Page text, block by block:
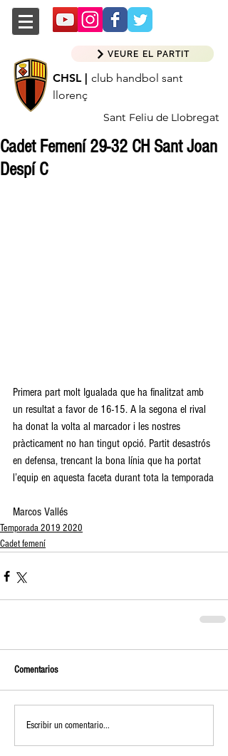
CHSL | club handbol sant
llorenç
Sant Feliu de Llobregat
VEURE EL PARTIT
Cadet Femení 29-32 CH Sant Joan
Despí C
Primera part molt Igualada que ha finalitzat amb
un resultat a favor de 16-15. A la segona el rival
ha donat la volta al marcador i les nostres
pràcticament no han tingut opció. Partit desastrós
en defensa, trencant la bona línia que ha portat
l’equip en aquesta faceta durant tota la temporada
Marcos Vallés
Temporada 2019 2020
Cadet femení
Comentarios
Escribir un comentario...